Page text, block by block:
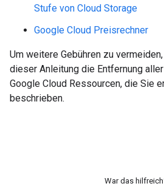
Stufe von Cloud Storage
Google Cloud Preisrechner
Um weitere Gebühren zu
dieser Anleitung die Entfernung
Google Cloud Ressourcen, die Sie
beschrieben.
War das